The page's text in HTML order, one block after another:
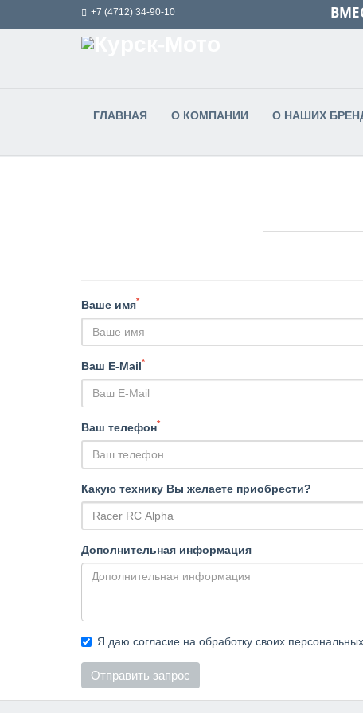
+7 (4712) 34-90-10
ГЛАВНАЯ О КОМПАНИИ О НАШИХ
Ваше имя*
Ваш E-Mail*
Ваш телефон*
Какую технику Вы желаете приобрести?
Дополнительная информация
Я даю согласие на обработку своих
Отправить запрос